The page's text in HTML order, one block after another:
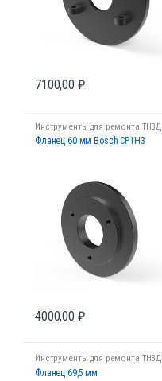
7100,00 ₽
Инструменты для ремонта ТНВД
Фланец 60 мм Bosch CP1H3
4000,00 ₽
Инструменты для ремонта ТНВД
Фланец 69,5 мм